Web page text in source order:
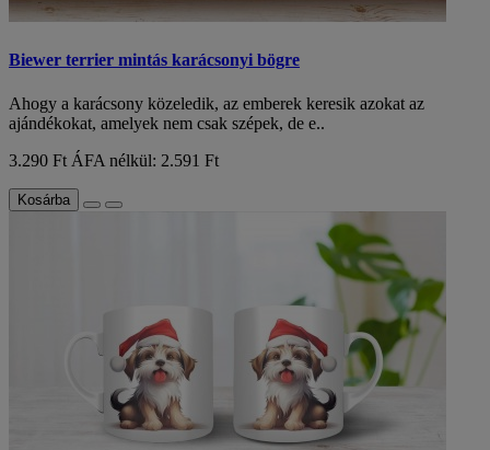
Biewer terrier mintás karácsonyi bögre
Ahogy a karácsony közeledik, az emberek keresik azokat az
ajándékokat, amelyek nem csak szépek, de e..
3.290 Ft ÁFA nélkül: 2.591 Ft
Kosárba